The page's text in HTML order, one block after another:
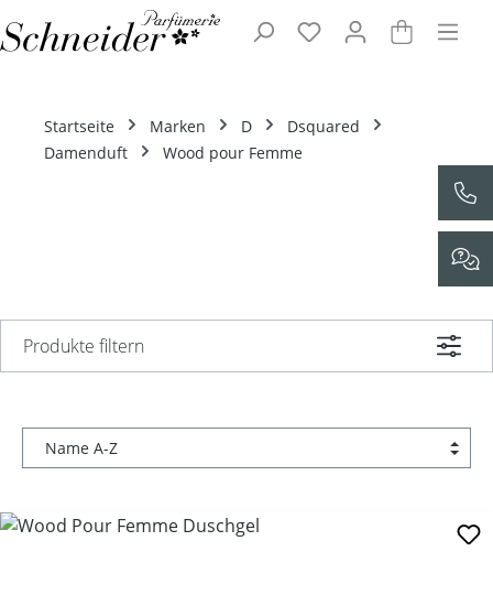
Zum Hauptinhalt springen
Startseite Marken D
Dsquared
Damenduft
Wood pour Femme
Produkte filtern